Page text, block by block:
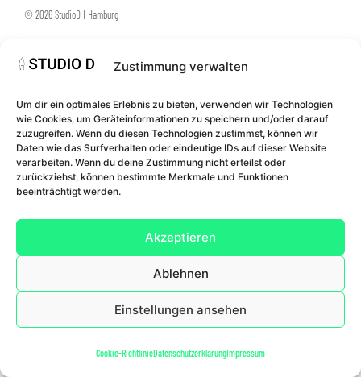
Zustimmung verwalten
Um dir ein optimales Erlebnis zu bieten, verwenden wir Technologien
wie Cookies, um Geräteinformationen zu speichern und/oder darauf
zuzugreifen. Wenn du diesen Technologien zustimmst, können wir
Daten wie das Surfverhalten oder eindeutige IDs auf dieser Website
verarbeiten. Wenn du deine Zustimmung nicht erteilst oder
zurückziehst, können bestimmte Merkmale und Funktionen
beeinträchtigt werden.
Akzeptieren
Ablehnen
Einstellungen ansehen
Cookie-RichtlinieDatenschutzerklärungImpressum
© 2026 StudioD I Hamburg